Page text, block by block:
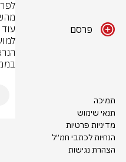
פרסם
תמיכה
תנאי שימוש
מדיניות פרטיות
הנחיות לכתבי חמ״ל
הצהרת נגישות